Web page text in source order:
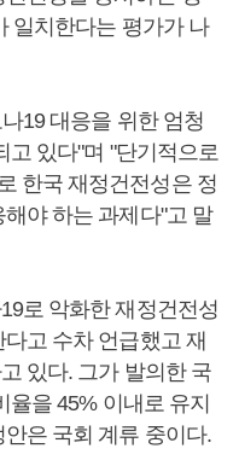
일치한다는 평가가 나
19 대응을 위한 엄청
고 있다"며 "단기적으로
한국 재정건전성은 정
야 하는 과제다"고 말
로 악화한 재정건전성
고 수차 언급했고 재
있다. 그가 발의한 국
을 45% 이내로 유지
은 국회 계류 중이다.